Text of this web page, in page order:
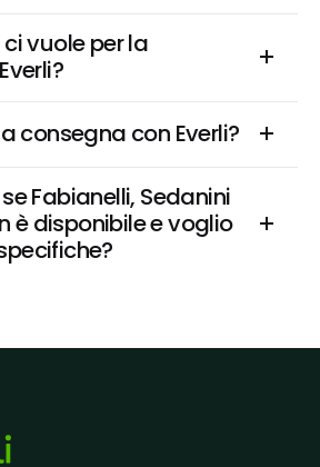
vuole per la
consegna con Everli?
Fabianelli, Sedanini
è disponibile e voglio